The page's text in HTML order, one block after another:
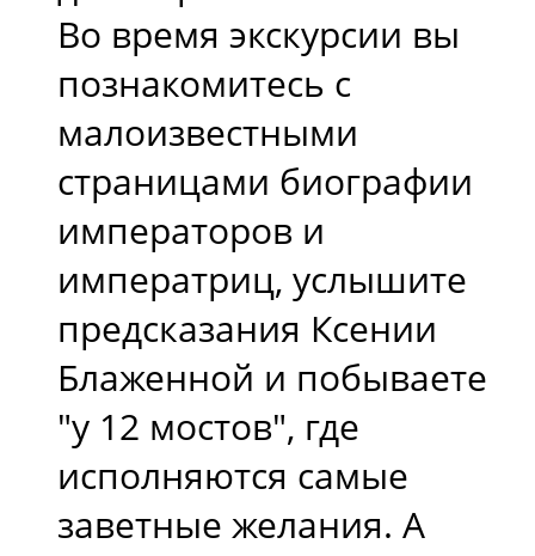
Во время экскурсии вы
познакомитесь с
малоизвестными
страницами биографии
императоров и
императриц, услышите
предсказания Ксении
Блаженной и побываете
"у 12 мостов", где
исполняются самые
заветные желания. А